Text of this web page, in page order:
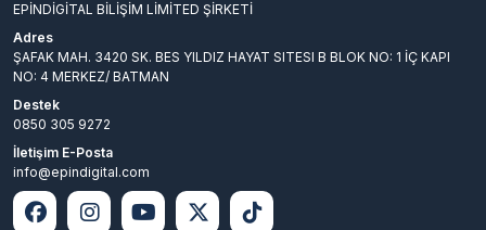
EPİNDİGİTAL BİLİŞİM LİMİTED ŞİRKETİ
Adres
ŞAFAK MAH. 3420 SK. BES YILDIZ HAYAT SITESI B BLOK NO: 1 İÇ KAPI
NO: 4 MERKEZ/ BATMAN
Destek
0850 305 9272
İletişim E-Posta
info@epindigital.com